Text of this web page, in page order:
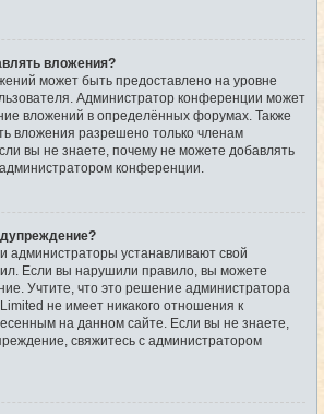
вложения?
может быть предоставлено на уровне
Администратор конференции может
вложений в определённых форумах. Также
вложения разрешено только членам
вы не знаете, почему не можете добавлять
конференции.
администраторы устанавливают свой
Если вы нарушили правило, вы можете
Учтите, что это решение администратора
не имеет никакого отношения к
на данном сайте. Если вы не знаете,
свяжитесь с администратором